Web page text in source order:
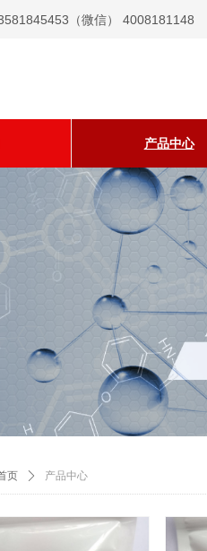
产品中心
（微信） 4008181148
页 ꄲ 产品中心